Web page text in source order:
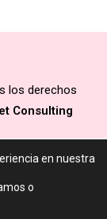
los derechos
Consulting
en nuestra
o